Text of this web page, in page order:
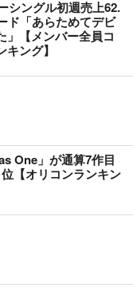
シングル初週売上62.
「あらためてデビ
」【メンバー全員コ
ング】
One」が通算7作目
【オリコンランキン